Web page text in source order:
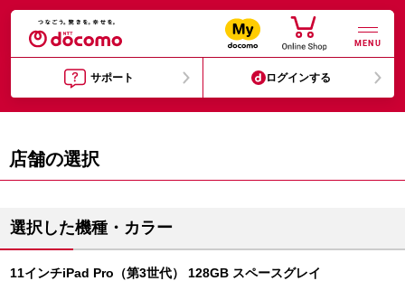
MENU
サポート ログインする
店舗の選択
選択した機種・カラー
11インチiPad Pro（第3世代） 128GB スペースグレイ